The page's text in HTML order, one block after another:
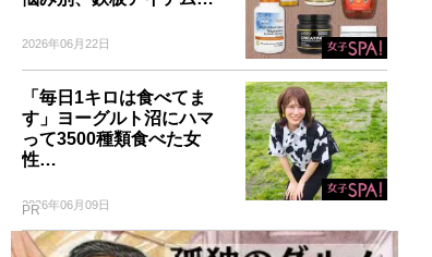
2026年06月22日
「毎日1キロは食べてま
す」ヨーグルト沼にハマ
って3500種類食べた女
性…
2026年06月09日
PR